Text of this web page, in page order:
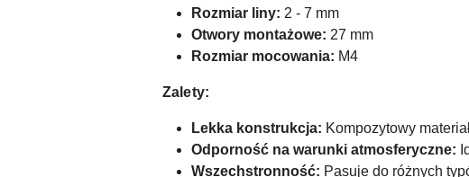
Rozmiar liny: 2 - 7 mm
Otwory montażowe: 27 mm
Rozmiar mocowania: M4
Zalety:
Lekka konstrukcja: Kompozytowy
Odporność na warunki atmosferyczne:
Wszechstronność: Pasuje do różnych